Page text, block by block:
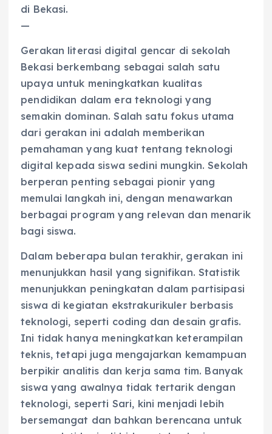
di Bekasi.
—
Gerakan literasi digital gencar di sekolah
Bekasi berkembang sebagai salah satu
upaya untuk meningkatkan kualitas
pendidikan dalam era teknologi yang
semakin dominan. Salah satu fokus utama
dari gerakan ini adalah memberikan
pemahaman yang kuat tentang teknologi
digital kepada siswa sedini mungkin. Sekolah
berperan penting sebagai pionir yang
memulai langkah ini, dengan menawarkan
berbagai program yang relevan dan menarik
bagi siswa.
Dalam beberapa bulan terakhir, gerakan ini
menunjukkan hasil yang signifikan. Statistik
menunjukkan peningkatan dalam partisipasi
siswa di kegiatan ekstrakurikuler berbasis
teknologi, seperti coding dan desain grafis.
Ini tidak hanya meningkatkan keterampilan
teknis, tetapi juga mengajarkan kemampuan
berpikir analitis dan kerja sama tim. Banyak
siswa yang awalnya tidak tertarik dengan
teknologi, seperti Sari, kini menjadi lebih
bersemangat dan bahkan berencana untuk